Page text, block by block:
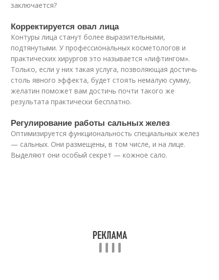
заключается?
Корректируется овал лица
Контуры лица станут более выразительными,
подтянутыми. У профессиональных косметологов и
практических хирургов это называется «лифтингом».
Только, если у них такая услуга, позволяющая достичь
столь явного эффекта, будет стоять немалую сумму,
желатин поможет вам достичь почти такого же
результата практически бесплатно.
Регулирование работы сальных желез
Оптимизируется функциональность специальных желез
— сальных. Они размещены, в том числе, и на лице.
Выделяют они особый секрет — кожное сало.